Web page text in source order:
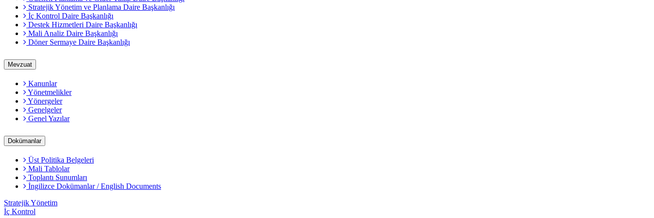
Stratejik Yönetim ve Planlama Daire Başkanlığı
İç Kontrol Daire Başkanlığı
Destek Hizmetleri Daire Başkanlığı
Mali Analiz Daire Başkanlığı
Döner Sermaye Daire Başkanlığı
Mevzuat
Kanunlar
Yönetmelikler
Yönergeler
Genelgeler
Genel Yazılar
Dokümanlar
Üst Politika Belgeleri
Mali Tablolar
Toplantı Sunumları
İngilizce Dokümanlar / English Documents
Stratejik Yönetim
İç Kontrol